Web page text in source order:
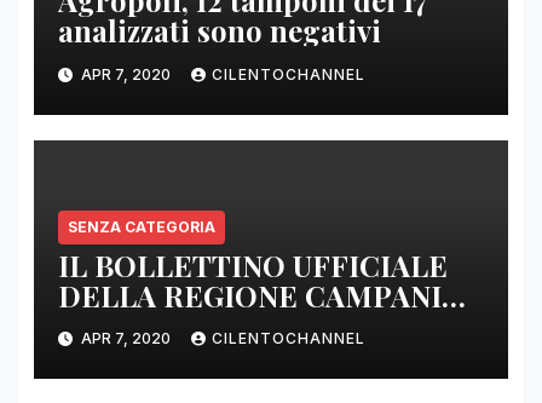
analizzati sono negativi
APR 7, 2020 CILENTOCHANNEL
SENZA CATEGORIA
IL BOLLETTINO UFFICIALE
DELLA REGIONE CAMPANIA
DELLE ORE 22.00
APR 7, 2020 CILENTOCHANNEL